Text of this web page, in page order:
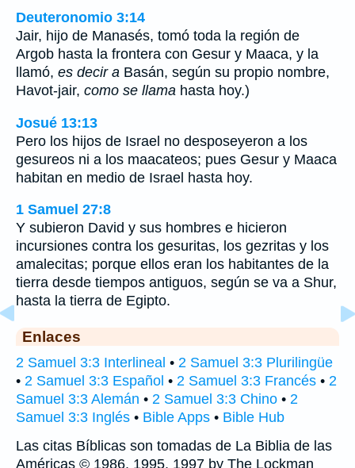
Deuteronomio 3:14
Jair, hijo de Manasés, tomó toda la región de
Argob hasta la frontera con Gesur y Maaca, y la
llamó, es decir a Basán, según su propio nombre,
Havot-jair, como se llama hasta hoy.)
Josué 13:13
Pero los hijos de Israel no desposeyeron a los
gesureos ni a los maacateos; pues Gesur y Maaca
habitan en medio de Israel hasta hoy.
1 Samuel 27:8
Y subieron David y sus hombres e hicieron
incursiones contra los gesuritas, los gezritas y los
amalecitas; porque ellos eran los habitantes de la
tierra desde tiempos antiguos, según se va a Shur,
hasta la tierra de Egipto.
Enlaces
2 Samuel 3:3 Interlineal • 2 Samuel 3:3 Plurilingüe
• 2 Samuel 3:3 Español • 2 Samuel 3:3 Francés • 2
Samuel 3:3 Alemán • 2 Samuel 3:3 Chino • 2
Samuel 3:3 Inglés • Bible Apps • Bible Hub
Las citas Bíblicas son tomadas de La Biblia de las
Américas © 1986, 1995, 1997 by The Lockman